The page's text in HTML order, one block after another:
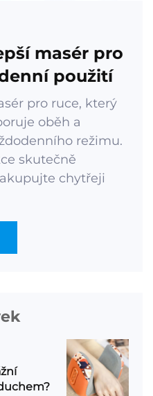
masér pro
použití
pro ruce, který
oběh a
režimu.
skutečně
chytřeji